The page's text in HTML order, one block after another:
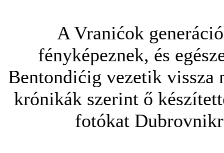
A Vranićok
fényképeznek, és
Bentondićig vezetik vissza
krónikák szerint ő
fotókat